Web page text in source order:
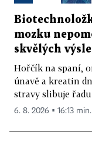
mozku
skvělých
Hořčík na spaní,
únavě a kreatin
stravy slibuje
6. 8. 2026 ▪ 16:13 min.